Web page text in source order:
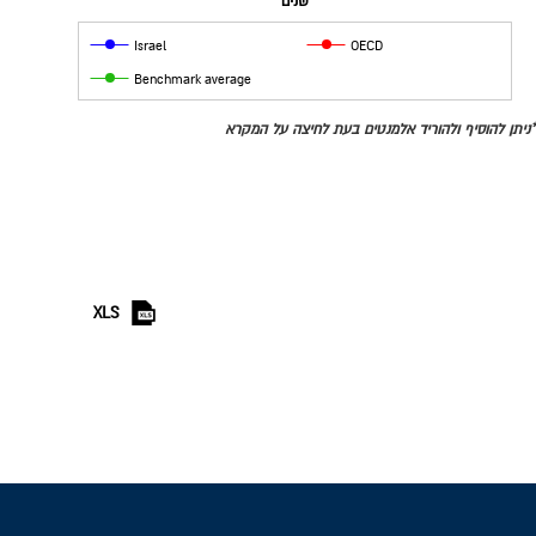
Israel OECD
Benchmark average
*ניתן להוסיף ולהוריד אלמנטים בעת לחיצה על המקרא
XLS